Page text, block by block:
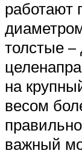
работают
толстые –
на
весом
важный